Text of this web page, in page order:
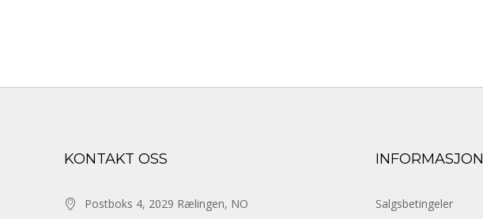
KONTAKT OSS
Postboks 4, 2029 Rælingen, NO
INFORMASJON
Salgsbetingeler